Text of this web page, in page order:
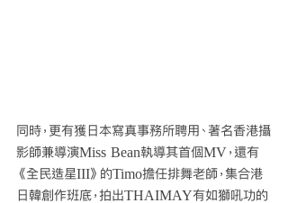
同時，更有獲日本寫真事務所聘用、著名香港攝
影師兼導演Miss Bean執導其首個MV，還有
《全民造星III》的Timo擔任排舞老師，集合港
日韓創作班底，拍出THAIMAY有如獅吼功的